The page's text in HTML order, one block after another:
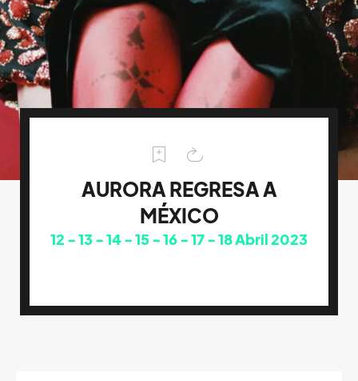
AURORA REGRESA A
MÉXICO
12 13 14 15 16 17 18Abril 2023